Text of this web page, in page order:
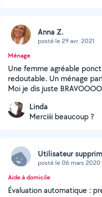
Anna Z.
posté le 29 avr. 2021
Ménage
Une femme agréable
redoutable. Un ménage
Moi je dis juste
Linda
Merciiii beaucoup ?
Utilisateur
posté le 06 mars 2020
Aide à domicile
Évaluation automatique :